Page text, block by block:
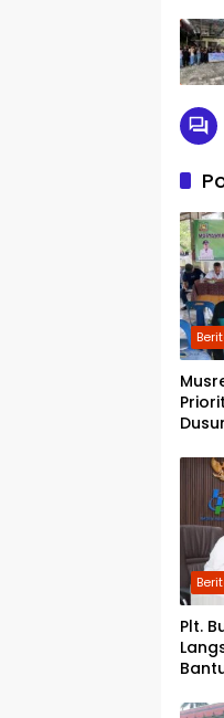
Plt.